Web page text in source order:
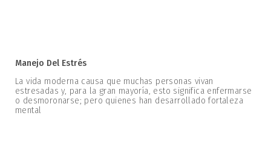
Manejo Del Estrés
La vida moderna causa que muchas personas vivan
estresadas y, para la gran mayoría, esto significa enfermarse
o desmoronarse; pero quienes han desarrollado fortaleza
mental